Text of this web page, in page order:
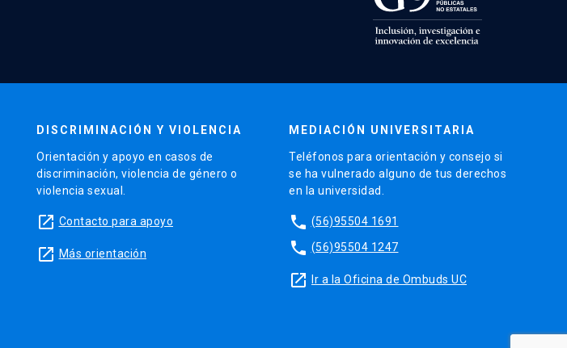
DISCRIMINACIÓN Y VIOLENCIA
Orientación y apoyo en casos de
discriminación, violencia de género o
violencia sexual.
launch Contacto para apoyo
launch Más orientación
MEDIACIÓN UNIVERSITARIA
Teléfonos para orientación y consejo si
se ha vulnerado alguno de tus derechos
en la universidad.
phone (56)95504 1691
phone (56)95504 1247
launch Ir a la Oficina de Ombuds UC